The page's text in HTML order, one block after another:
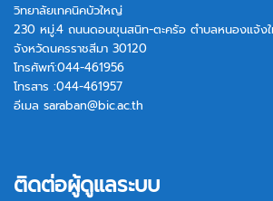
วิทยาลัยเทคนิคบัวใหญ่
230 หมู่.4 ถนนดอนขุนสนิท-ตะคร้อ ตำบลหนองแจ้ง
จังหวัดนครราชสีมา 30120
โทรศัพท์:044-461956
โทรสาร :044-461957
อีเมล saraban@bic.ac.th
ติดต่อผู้ดูแลระบบ